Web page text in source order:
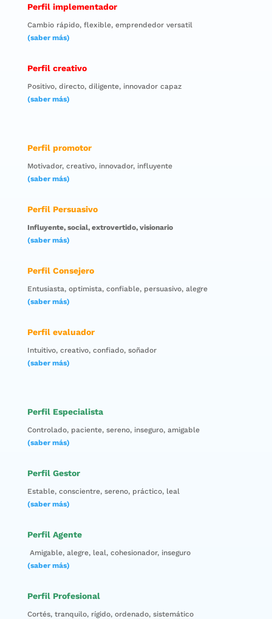
Perfil implementador
Cambio rápido, flexible, emprendedor versatil
(saber más)
Perfil creativo
Positivo, directo, diligente, innovador capaz
(saber más)
Perfil promotor
Motivador, creativo, innovador, influyente
(saber más)
Perfil Persuasivo
Influyente, social, extrovertido, visionario
(saber más)
Perfil Consejero
Entusiasta, optimista, confiable, persuasivo, alegre
(saber más)
Perfil evaluador
Intuitivo, creativo, confiado, soñador
(saber más)
Perfil Especialista
Controlado, paciente, sereno, inseguro, amigable
(saber más)
Perfil Gestor
Estable, conscientre, sereno, práctico, leal
(saber más)
Perfil Agente
Amigable, alegre, leal, cohesionador, inseguro
(saber más)
Perfil Profesional
Cortés, tranquilo, rígido, ordenado, sistemático